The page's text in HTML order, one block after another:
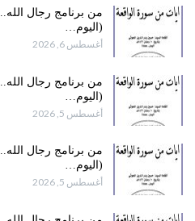
من برنامج رجال
(اليوم…
أغسطس 6, 2026
من برنامج رجال
(اليوم…
أغسطس 5, 2026
من برنامج رجال
(اليوم…
أغسطس 5, 2026